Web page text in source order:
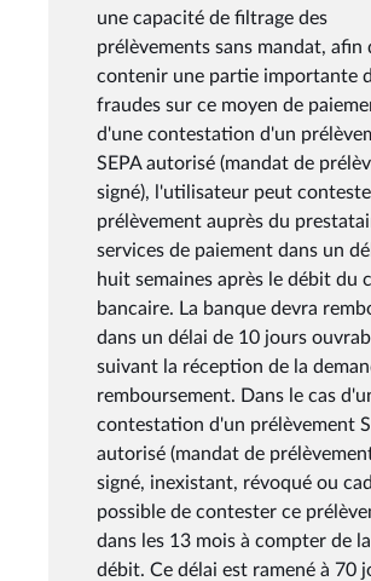
une capacité de filtrage des
prélèvements sans mandat, afin
contenir une partie importante
fraudes sur ce moyen de
d'une contestation d'un
SEPA autorisé (mandat de
signé), l'utilisateur peut
prélèvement auprès du
services de paiement dans un
huit semaines après le débit du
bancaire. La banque devra
dans un délai de 10 jours
suivant la réception de la
remboursement. Dans le cas
contestation d'un prélèvement
autorisé (mandat de
signé, inexistant, révoqué ou
possible de contester ce
dans les 13 mois à compter de
débit. Ce délai est ramené à 70